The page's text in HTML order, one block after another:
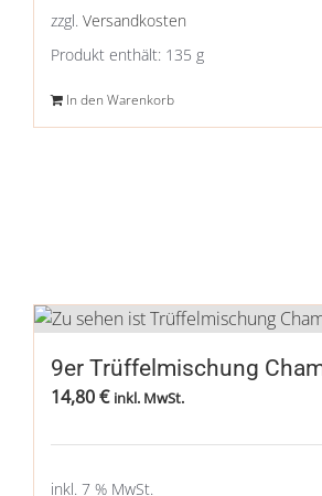
zzgl. Versandkosten
Produkt enthält: 135 g
In den Warenkorb
9er Trüffelmischung
14,80€ inkl. MwSt.
inkl. 7 % MwSt.